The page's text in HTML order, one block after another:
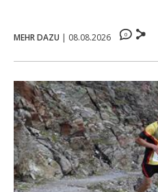
MEHR DAZU | 08.08.2026 0